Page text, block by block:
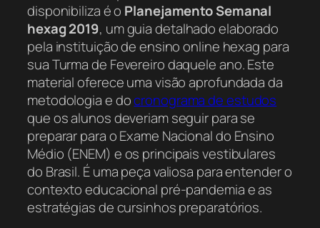
disponibiliza é o Planejamento Semanal
hexag 2019, um guia detalhado elaborado
pela instituição de ensino online hexag para
sua Turma de Fevereiro daquele ano. Este
material oferece uma visão aprofundada da
metodologia e docronograma de estudos
que os alunos deveriam seguir para se
preparar para o Exame Nacional do Ensino
Médio (ENEM) e os principais vestibulares
do Brasil. É uma peça valiosa para entender o
contexto educacional pré-pandemia e as
estratégias de cursinhos preparatórios.